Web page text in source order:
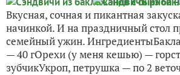
Вкусная, сочная и пикантная
начинкой. И на праздничный стол
семейный ужин.
— 40 гОрехи (у меня кешью) —
зубчикУкроп, петрушка — по 2